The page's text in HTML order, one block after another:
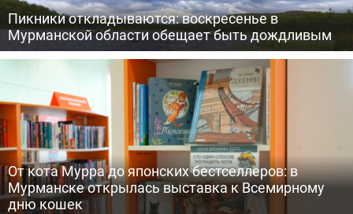
Пикники откладываются: воскресенье в
Мурманской области обещает быть дождливым
От кота Мурра до японских бестселлеров: в
Мурманске открылась выставка к Всемирному
дню кошек